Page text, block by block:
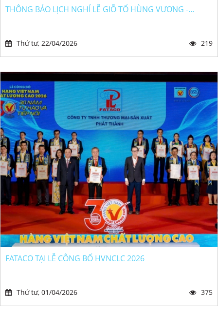
THÔNG BÁO LỊCH NGHỈ LỄ GIỖ TỔ HÙNG VƯƠNG -...
Thứ tư, 22/04/2026 219
FATACO TẠI LỄ CÔNG BỐ HVNCLC 2026
Thứ tư, 01/04/2026 375